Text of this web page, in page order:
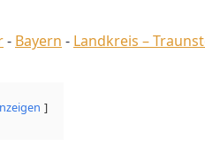
- Bayern - Landkreis –